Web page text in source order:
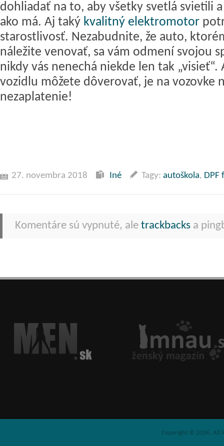
dohliadať na to, aby všetky svetlá svietili
ako má. Aj taký kvalitný elektromotor
starostlivosť. Nezabudnite, že auto,
náležite venovať, sa vám odmení svojou
nikdy vás nenechá niekde len tak „visieť“.
vozidlu môžete dôverovať, je na vozovke
nezaplatenie!
27. novembra 2018 Iné Tagy: autoškola, DPF
Komentáre sú vypnuté, ale trackbacks a
Copyright © 2026. All